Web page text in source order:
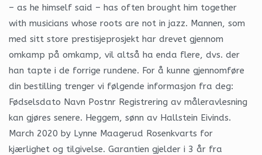
– as he himself said – has often brought him together
with musicians whose roots are not in jazz. Mannen, som
med sitt store prestisjeprosjekt har drevet gjennom
omkamp på omkamp, vil altså ha enda flere, dvs. der
han tapte i de forrige rundene. For å kunne gjennomføre
din bestilling trenger vi følgende informasjon fra deg:
Fødselsdato Navn Postnr Registrering av måleravlesning
kan gjøres senere. Heggem, sønn av Hallstein Eivinds.
March 2020 by Lynne Maagerud Rosenkvarts for
kjærlighet og tilgivelse. Garantien gjelder i 3 år fra